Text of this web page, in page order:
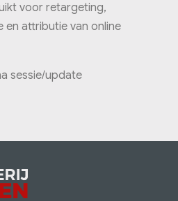
voor retargeting,
attributie van online
sessie/update